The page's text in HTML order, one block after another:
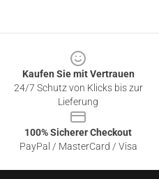
Kaufen Sie mit Vertrauen
24/7 Schutz von Klicks bis zur
Lieferung
100% Sicherer Checkout
PayPal / MasterCard / Visa